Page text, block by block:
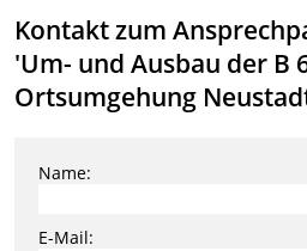
Kontakt zum
'Um- und Ausbau der B
Ortsumgehung
Name:
E-Mail: